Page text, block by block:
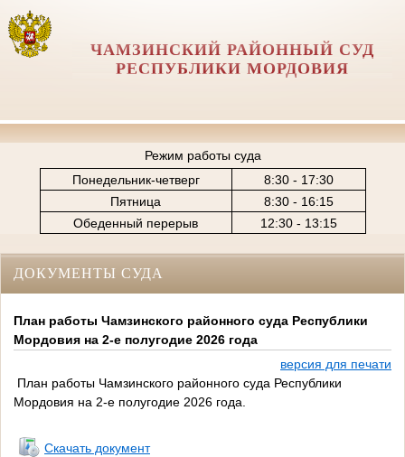
ЧАМЗИНСКИЙ РАЙОННЫЙ СУД
РЕСПУБЛИКИ МОРДОВИЯ
Режим работы суда
Понедельник-четверг
8:30 - 17:30
Пятница
8:30 - 16:15
Обеденный перерыв
12:30 - 13:15
ДОКУМЕНТЫ СУДА
План работы Чамзинского районного суда Республики
Мордовия на 2-е полугодие 2026 года
версия для печати
План работы Чамзинского районного суда Республики
Мордовия на 2-е полугодие 2026 года.
Скачать документ